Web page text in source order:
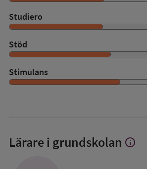
Studiero
Stöd
Stimulans
Lärare i grundskolan Visa
info